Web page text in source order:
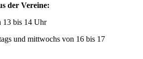
der Vereine:
13 bis 14 Uhr
und mittwochs von 16 bis 17